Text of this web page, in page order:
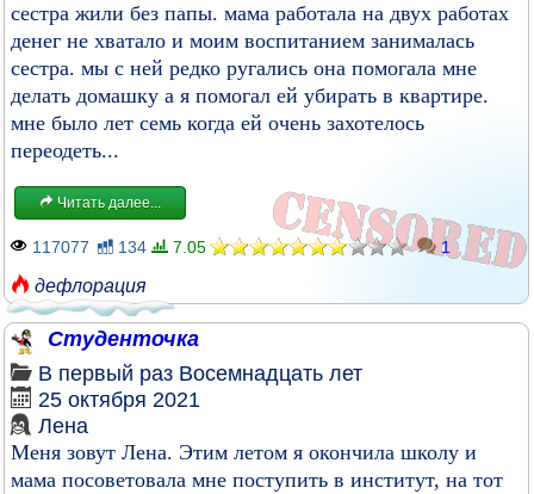
сестра жили без папы. мама работала на двух работах
денег не хватало и моим воспитанием занималась
сестра. мы с ней редко ругались она помогала мне
делать домашку а я помогал ей убирать в квартире.
мне было лет семь когда ей очень захотелось
переодеть...
Читать далее...
117077 134 7.05 1
дефлорация
Студенточка
В первый раз Восемнадцать лет
25 октября 2021
Лена
Меня зовут Лена. Этим летом я окончила школу и
мама посоветовала мне поступить в институт, на тот